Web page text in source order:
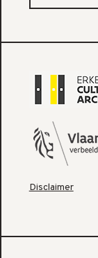
Disclaimer